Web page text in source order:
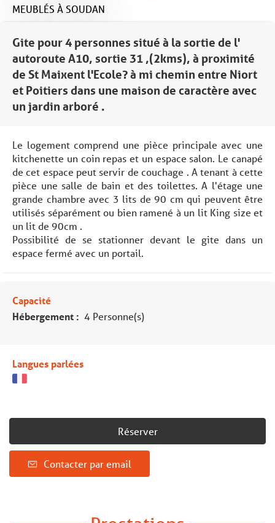
MEUBLÉS À SOUDAN
Gite pour 4 personnes situé à la sortie de l'
autoroute A10, sortie 31 ,(2kms), à proximité
de St Maixent l'Ecole? à mi chemin entre Niort
et Poitiers dans une maison de caractère avec
un jardin arboré .
Le logement comprend une pièce principale avec une
kitchenette un coin repas et un espace salon. Le canapé
de cet espace peut servir de couchage . A tenant à cette
pièce une salle de bain et des toilettes. A l'étage une
grande chambre avec 3 lits de 90 cm qui peuvent être
utilisés séparément ou bien ramené à un lit King size et
un lit de 90cm .
Possibilité de se stationner devant le gite dans un
espace fermé avec un portail.
Capacité
Hébergement : 4 Personne(s)
Langues parlées
Réserver
Contacter par email